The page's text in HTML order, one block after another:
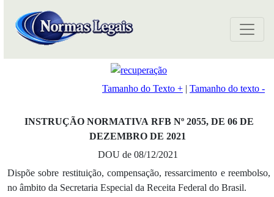
Tamanho do Texto + | Tamanho do texto -
INSTRUÇÃO NORMATIVA RFB Nº 2055, DE 06 DE
DEZEMBRO DE 2021
DOU de 08/12/2021
Dispõe sobre restituição, compensação, ressarcimento e reembolso,
no âmbito da Secretaria Especial da Receita Federal do Brasil.